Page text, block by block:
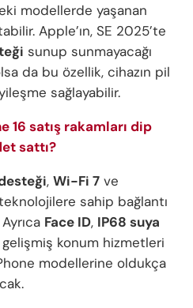
modellerde yaşanan
Apple’ın, SE 2025’te
sunup sunmayacağı
da bu özellik, cihazın pil
sağlayabilir.
16 satış rakamları dip
sattı?
, Wi-Fi 7 ve
sahip bağlantı
Face ID, IP68 suya
konum hizmetleri
modellerine oldukça